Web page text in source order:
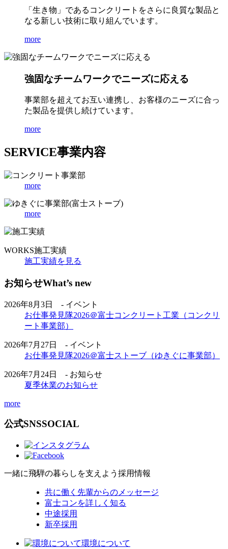
「生き物」であるコンクリートをさらに良質な製品と
なる新しい技術に取り組んでいます。
more
強固なチームワークでニーズに応える
事業部を超えてお互い連携し、お客様のニーズに合っ
た製品を提供し続けています。
more
SERVICE事業内容
more
more
WORKS施工実績
施工実績を見る
お知らせWhat’s new
2026年8月3日 - イベント
お仕事発見隊2026＠富士コンクリート工業（コンクリ
ート事業部）
2026年7月27日 - イベント
お仕事発見隊2026＠富士ストーブ（ゆきぐに事業部）
2026年7月24日 - お知らせ
夏季休業のお知らせ
more
公式SNSSOCIAL
一緒に飛騨の暮らしを支えよう 採用情報
共に働く先輩からのメッセージ
富士コンを詳しく知る
中途採用
新卒採用
環境について